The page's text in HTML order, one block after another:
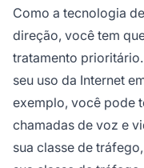
Como a tecnologia
direção, você tem
tratamento
seu uso da Internet
exemplo, você pode
chamadas de voz e
sua classe de